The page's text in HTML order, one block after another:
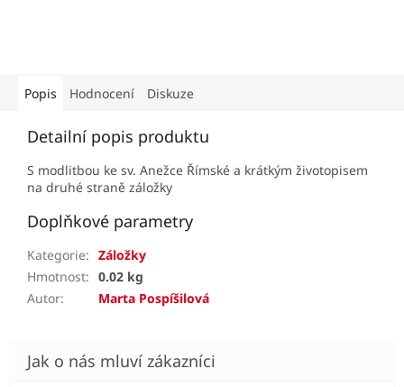
Popis Hodnocení Diskuze
Detailní popis produktu
S modlitbou ke sv. Anežce Římské a krátkým životopisem
na druhé straně záložky
Doplňkové parametry
Kategorie: Záložky
Hmotnost: 0.02 kg
Autor: Marta Pospíšilová